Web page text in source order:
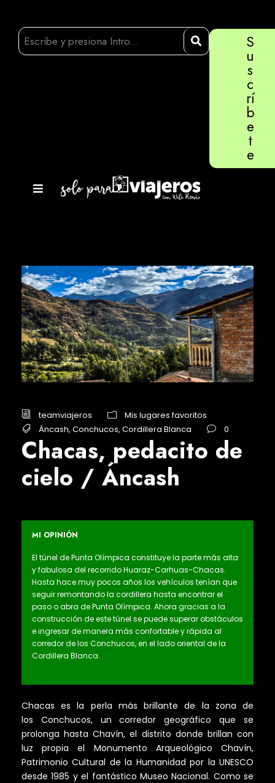
S
u
s
c
rí
b
e
t
e
teamviajeros
Mis lugares favoritos
Áncash, Conchucos, Cordillera Blanca 0
Chacas, pedacito de
cielo / Áncash
MI OPINIÓN
El túnel de Punta Olímpica constituye la parte más alta
y fabulosa del recorrido Huaraz-Carhuas-Chacas.
Hasta hace muy pocos años los vehículos tenían que
seguir remontando la cordillera hasta encontrar el
paso o abra de Punta Olímpica. Ahora gracias a la
construcción de este túnel se puede superar obstáculos
e ingresar de manera más confortable y rápida al
corredor de los Conchucos, en el lado oriental de la
Cordillera Blanca.
Chacas es la perla más brillante de la zona de
los Conchucos, un corredor geográfico que se
prolonga hasta Chavín, el distrito donde brillan con
luz propia el Monumento Arqueológico Chavín,
Patrimonio Cultural de la Humanidad por la UNESCO
desde 1985 y el fantástico Museo Nacional. Como se